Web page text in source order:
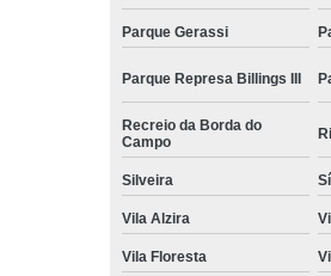
Parque Gerassi
Parque Represa Billings III
Recreio da Borda do
Campo
Silveira
Vila Alzira
Vila Floresta